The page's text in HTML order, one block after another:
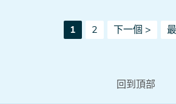
Pagination
當
前
1 頁
2
下
一
下一個 >
最
後
回到頂部